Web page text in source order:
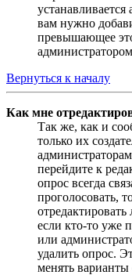
вам нужно
превышающее
Вернуться к началу
Как мне
Так же, как и
только их
перейдите к
опрос всегда
проголосовать,
если кто-то уже
или
удалить опрос.
менять варианты